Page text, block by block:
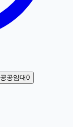
공공임대0